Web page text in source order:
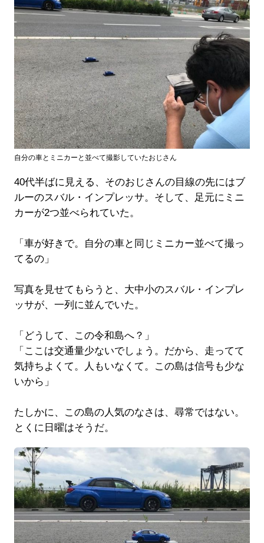
自分の車とミニカーと並べて撮影していたおじさん
40代半ばに見える、そのおじさんの目線の先にはブ
ルーのスバル・インプレッサ。そして、足元にミニ
カーが2つ並べられていた。
「車が好きで。自分の車と同じミニカー並べて撮っ
てるの」
写真を見せてもらうと、大中小のスバル・インプレ
ッサが、一列に並んでいた。
「どうして、この令和島へ？」
「ここは交通量少ないでしょう。だから、走ってて
気持ちよくて。人もいなくて。この島は信号も少な
いから」
たしかに、この島の人気のなさは、尋常ではない。
とくに日曜はそうだ。